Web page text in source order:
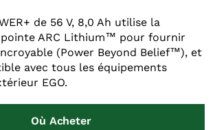
de 56 V, 8,0 Ah utilise la
ARC Lithium™ pour fournir
(Power Beyond Belief™), et
avec tous les équipements
EGO.
Où Acheter